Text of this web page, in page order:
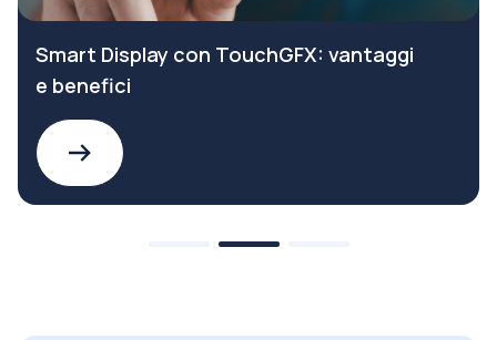
Smart Display con TouchGFX: vantaggi
e benefici